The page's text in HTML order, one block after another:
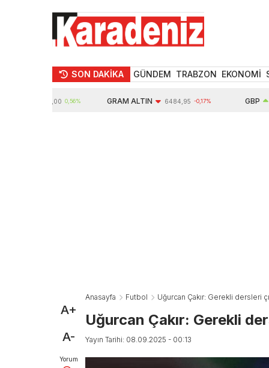
SON DAKİKA GÜNDEM TRABZON EKONOMİ
0,56% GRAM ALTIN 6484,95 -0,17%
A+
A-
Yorum
Anasayfa Futbol Uğurcan Çakır: Gerekli dersleri
Uğurcan Çakır: Gerekli
Yayın Tarihi: 08.09.2025 - 00:13